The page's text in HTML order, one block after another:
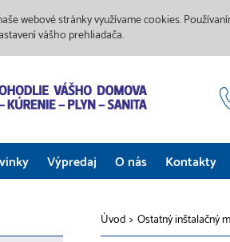
webové stránky využívame cookies.
vášho prehliadača.
Výpredaj O nás
Služby
Kontakty
Úvod > Ostatný inštalačný